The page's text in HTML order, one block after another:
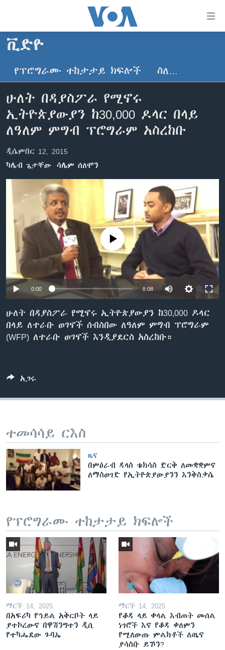
ማገናኛዎች
ዋናው
ይዘት
ወደ
ዋናው
ይዘት
እለፍ
ወደ
ዋናው
ዜና
ኢትዮጵያ
አሜሪካ
ኑሮ በጤንነት
ከምሽቱ ሦስት ሰዓት የአማርኛ ዜና
ቪዲዮ
ክምችት
Learning English
ቋንቋዎች
ቪድዮ
የፕሮግራሙ ተከታታይ ክፍሎች ስለ…
ሁለት በዳያስፖራ የሚኖሩ
ኢትዮጵያውያን ከ30,000 ዶላር በላይ
ለዓለም ምግብ ፕሮግራም አስረከቡ
ዲሴምበር 12, 2015
ካሌብ ጌታቸው
ሳሌም ሰለሞን
No media source currently available
0:00 8:08
ሁለት በዳያስፖራ የሚኖሩ ኢትዮጵያውያን ከ30,000 ዶላር
በላይ ለተራቡ ወገኖች ሰብስበው ለዓለም ምግብ ፕሮግራም
(WFP) ለተራቡ ወገኖች እንዲያደርስ አስረከቡ።
አጋሩ
ተመሳሳይ ርእስ
ዜና
በምዕራብ ዳላስ ቴክሳስ ድርቅ ለመቋቋምና
ለማስወገድ የኢትዮጵያውያንን እንቅስቃሴ
የፕሮግራሙ ተከታታይ ክፍሎች
ማርች 14, 2025
በአፍሪካ የኅይል አቅርቦት ላይ
ያተኮረውና በዋሽንግተን ዲሲ
የተካሔደው ጉባኤ
ማርች 14, 2025
የቆዳ ላይ ቀላል እብጠት መሰል
ነገሮች እና የቆዳ ቀለምን
የሚለውጡ ምልክቶች ለጤና
ያሳስቡ ይኾን?